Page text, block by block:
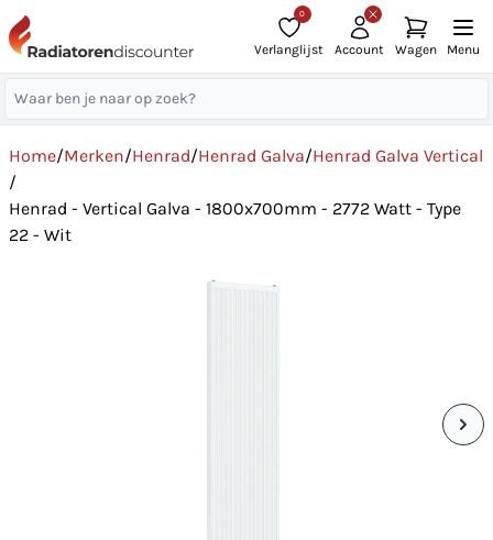
0
Verlanglijst Account Wagen Menu
Home/Merken/Henrad/Henrad Galva/Henrad Galva Vertical
/
Henrad - Vertical Galva - 1800x700mm - 2772 Watt - Type
22 - Wit